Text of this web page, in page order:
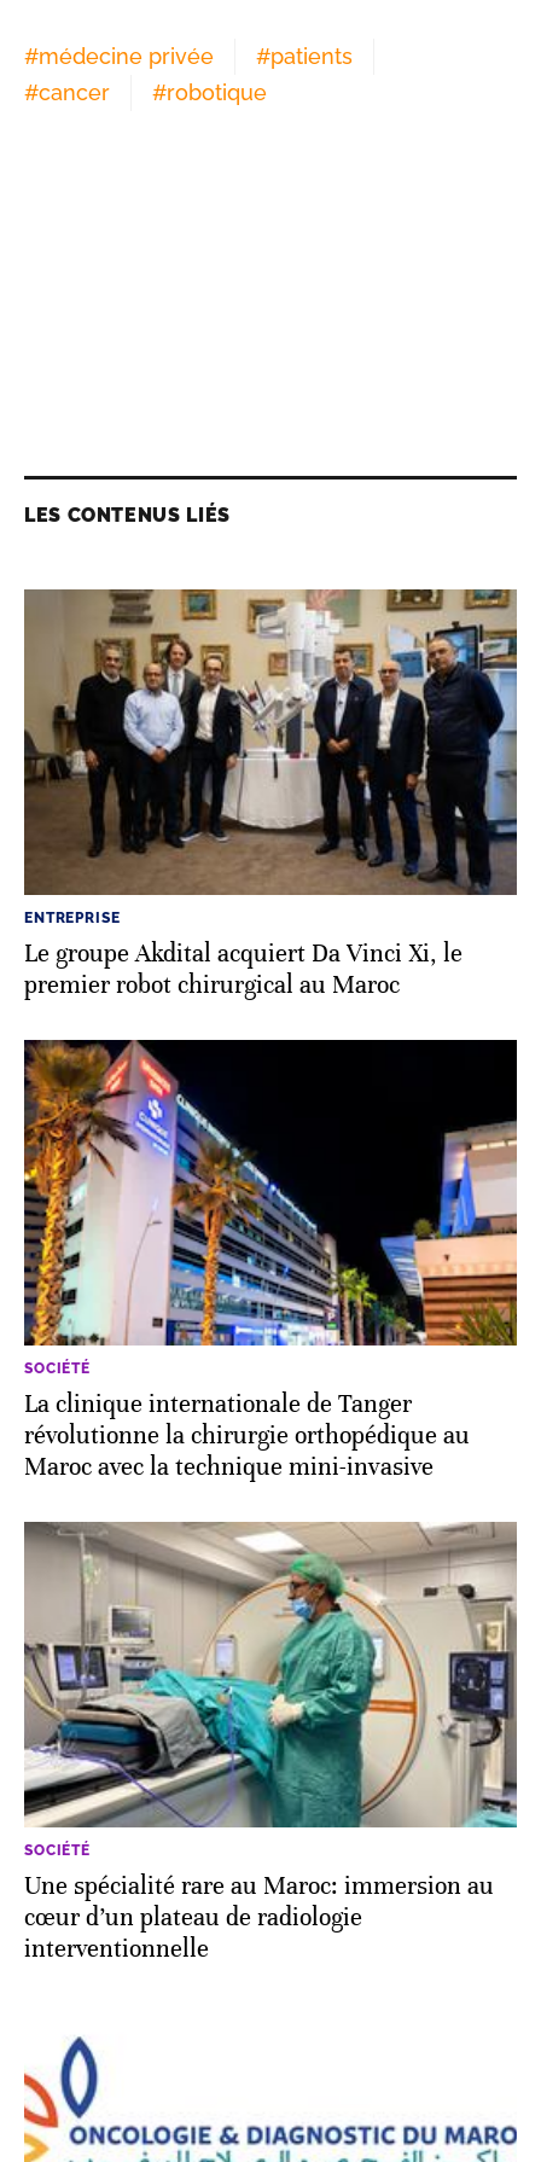
#médecine privée #patients
#cancer #robotique
LES CONTENUS LIÉS
ENTREPRISE
Le groupe Akdital acquiert Da Vinci Xi, le
premier robot chirurgical au Maroc
SOCIÉTÉ
La clinique internationale de Tanger
révolutionne la chirurgie orthopédique au
Maroc avec la technique mini-invasive
SOCIÉTÉ
Une spécialité rare au Maroc: immersion au
cœur d’un plateau de radiologie
interventionnelle